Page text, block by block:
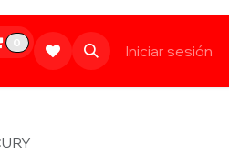
Limpieza Populares
0 Iniciar sesión